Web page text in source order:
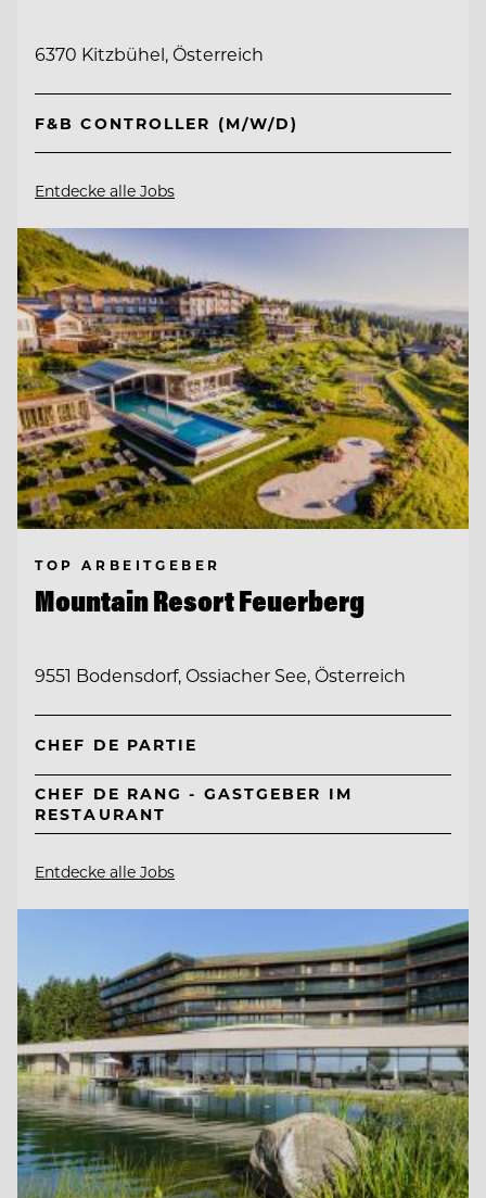
6370 Kitzbühel, Österreich
F&B CONTROLLER (M/W/D)
Entdecke alle Jobs
TOP ARBEITGEBER
Mountain Resort Feuerberg
9551 Bodensdorf, Ossiacher See, Österreich
CHEF DE PARTIE
CHEF DE RANG - GASTGEBER IM
RESTAURANT
Entdecke alle Jobs